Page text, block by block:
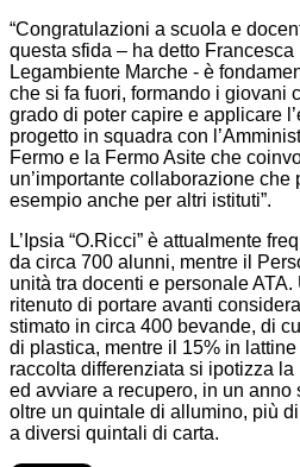
“Congratulazioni a scuola e
questa sfida – ha detto
Legambiente Marche - è
che si fa fuori, formando i giovani
grado di poter capire e applicare
progetto in squadra con
Fermo e la Fermo Asite che
un’importante collaborazione che
esempio anche per altri istituti”.
L’Ipsia “O.Ricci” è attualmente
da circa 700 alunni, mentre il
unità tra docenti e personale ATA.
ritenuto di portare avanti
stimato in circa 400 bevande, di
di plastica, mentre il 15% in
raccolta differenziata si ipotizza
ed avviare a recupero, in un anno
oltre un quintale di allumino, più
a diversi quintali di carta.